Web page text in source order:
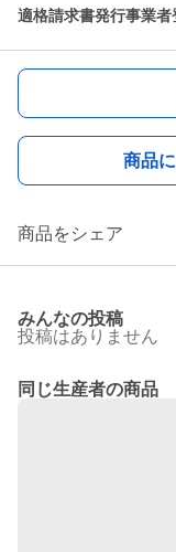
適格請求書発行事業者
商品
商品をシェア
みんなの投稿
投稿はありません
同じ生産者の商品